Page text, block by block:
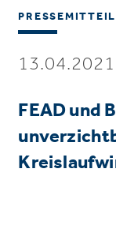
13.04.2021
FEAD und